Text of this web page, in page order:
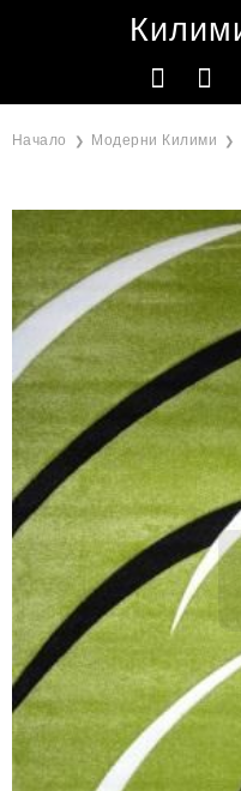
Начало Модерни Килими